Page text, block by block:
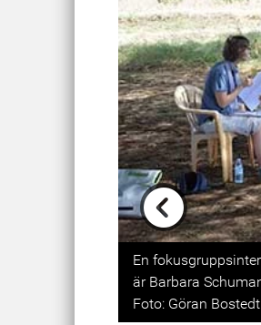
Previous
En
är Barbara
Foto: Göran